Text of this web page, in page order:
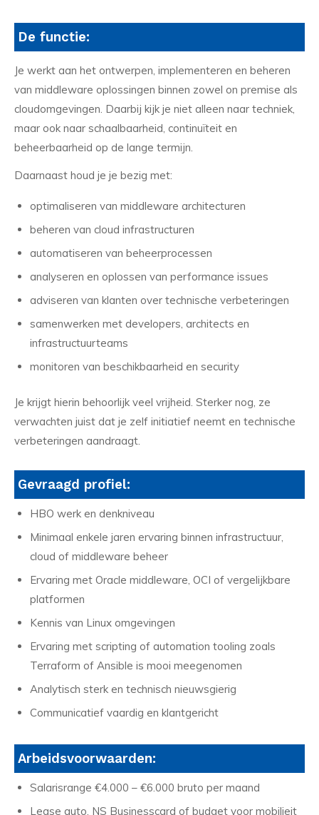
De functie:
Je werkt aan het ontwerpen, implementeren en beheren
van middleware oplossingen binnen zowel on premise als
cloudomgevingen. Daarbij kijk je niet alleen naar techniek,
maar ook naar schaalbaarheid, continuïteit en
beheerbaarheid op de lange termijn.
Daarnaast houd je je bezig met:
optimaliseren van middleware architecturen
beheren van cloud infrastructuren
automatiseren van beheerprocessen
analyseren en oplossen van performance issues
adviseren van klanten over technische verbeteringen
samenwerken met developers, architects en
infrastructuurteams
monitoren van beschikbaarheid en security
Je krijgt hierin behoorlijk veel vrijheid. Sterker nog, ze
verwachten juist dat je zelf initiatief neemt en technische
verbeteringen aandraagt.
Gevraagd profiel:
HBO werk en denkniveau
Minimaal enkele jaren ervaring binnen infrastructuur,
cloud of middleware beheer
Ervaring met Oracle middleware, OCI of vergelijkbare
platformen
Kennis van Linux omgevingen
Ervaring met scripting of automation tooling zoals
Terraform of Ansible is mooi meegenomen
Analytisch sterk en technisch nieuwsgierig
Communicatief vaardig en klantgericht
Arbeidsvoorwaarden:
Salarisrange €4.000 – €6.000 bruto per maand
Lease auto, NS Businesscard of budget voor mobilieit